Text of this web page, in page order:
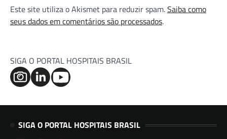
Este site utiliza o Akismet para reduzir spam.Saiba como
seus dados em comentários são processados.
SIGA O PORTAL HOSPITAIS BRASIL
SIGA O PORTAL HOSPITAIS BRASIL